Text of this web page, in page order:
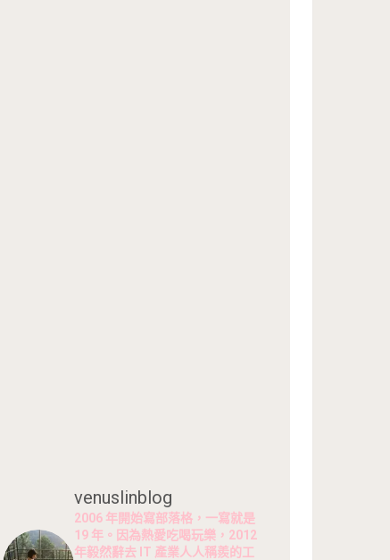
venuslinblog
2006 年開始寫部落格，一寫就是
19 年。因為熱愛吃喝玩樂，2012
年毅然辭去 IT 產業人人稱羨的工